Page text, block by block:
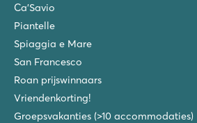
Ca'Savio
Piantelle
Spiaggia e Mare
San Francesco
Roan prijswinnaars
Vriendenkorting!
Groepsvakanties (>10 accommodaties)